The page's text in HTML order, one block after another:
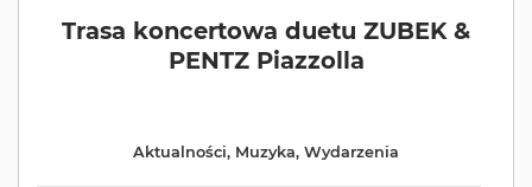
Trasa koncertowa duetu ZUBEK &
PENTZ Piazzolla
Aktualności, Muzyka, Wydarzenia